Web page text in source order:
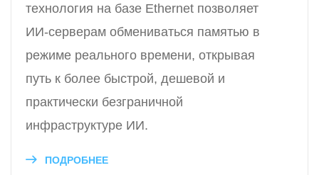
технология на базе Ethernet позволяет
ИИ-серверам обмениваться памятью в
режиме реального времени, открывая
путь к более быстрой, дешевой и
практически безграничной
инфраструктуре ИИ.
ПОДРОБНЕЕ